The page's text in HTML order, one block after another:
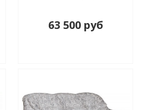
63 500 руб